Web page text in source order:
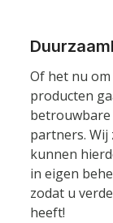
Of het nu
producten
partners. Wij
kunnen
in eigen
zodat u
heeft!